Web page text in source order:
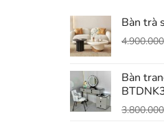
Bàn trà
Bàn